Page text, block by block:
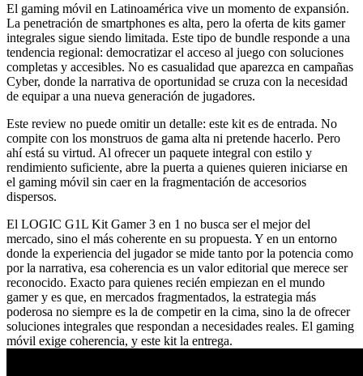
El gaming móvil en Latinoamérica vive un momento de expansión.
La penetración de smartphones es alta, pero la oferta de kits gamer
integrales sigue siendo limitada. Este tipo de bundle responde a una
tendencia regional: democratizar el acceso al juego con soluciones
completas y accesibles. No es casualidad que aparezca en campañas
Cyber, donde la narrativa de oportunidad se cruza con la necesidad
de equipar a una nueva generación de jugadores.
Este review no puede omitir un detalle: este kit es de entrada. No
compite con los monstruos de gama alta ni pretende hacerlo. Pero
ahí está su virtud. Al ofrecer un paquete integral con estilo y
rendimiento suficiente, abre la puerta a quienes quieren iniciarse en
el gaming móvil sin caer en la fragmentación de accesorios
dispersos.
El LOGIC G1L Kit Gamer 3 en 1 no busca ser el mejor del
mercado, sino el más coherente en su propuesta. Y en un entorno
donde la experiencia del jugador se mide tanto por la potencia como
por la narrativa, esa coherencia es un valor editorial que merece ser
reconocido. Exacto para quienes recién empiezan en el mundo
gamer y es que, en mercados fragmentados, la estrategia más
poderosa no siempre es la de competir en la cima, sino la de ofrecer
soluciones integrales que respondan a necesidades reales. El gaming
móvil exige coherencia, y este kit la entrega.